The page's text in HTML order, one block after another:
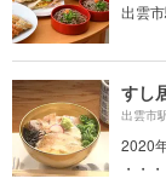
出雲
すし
出雲市
2020
・・